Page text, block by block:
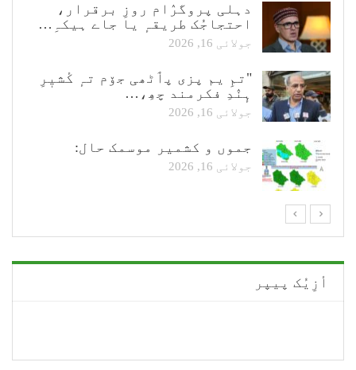
دہلی پروگرٛام روزِ برقرار،
احتجاجُک طریقہٕ یا جاے ہیکہِ…
جولائی 16, 2026
"تمِ یم پزی پٲٹھی جۆم تہٕ کٔشیٖرِ
ہٕنٛدِ فکرمند چھِ،…
جولائی 16, 2026
جموں و کشمیر موسمک حال:
جولائی 16, 2026
أزِیُک پیپر